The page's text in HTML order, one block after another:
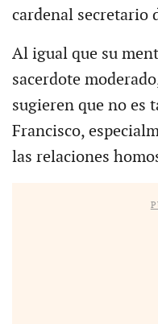
cardenal secretario
Al igual que su
sacerdote
sugieren que no es
Francisco,
las relaciones